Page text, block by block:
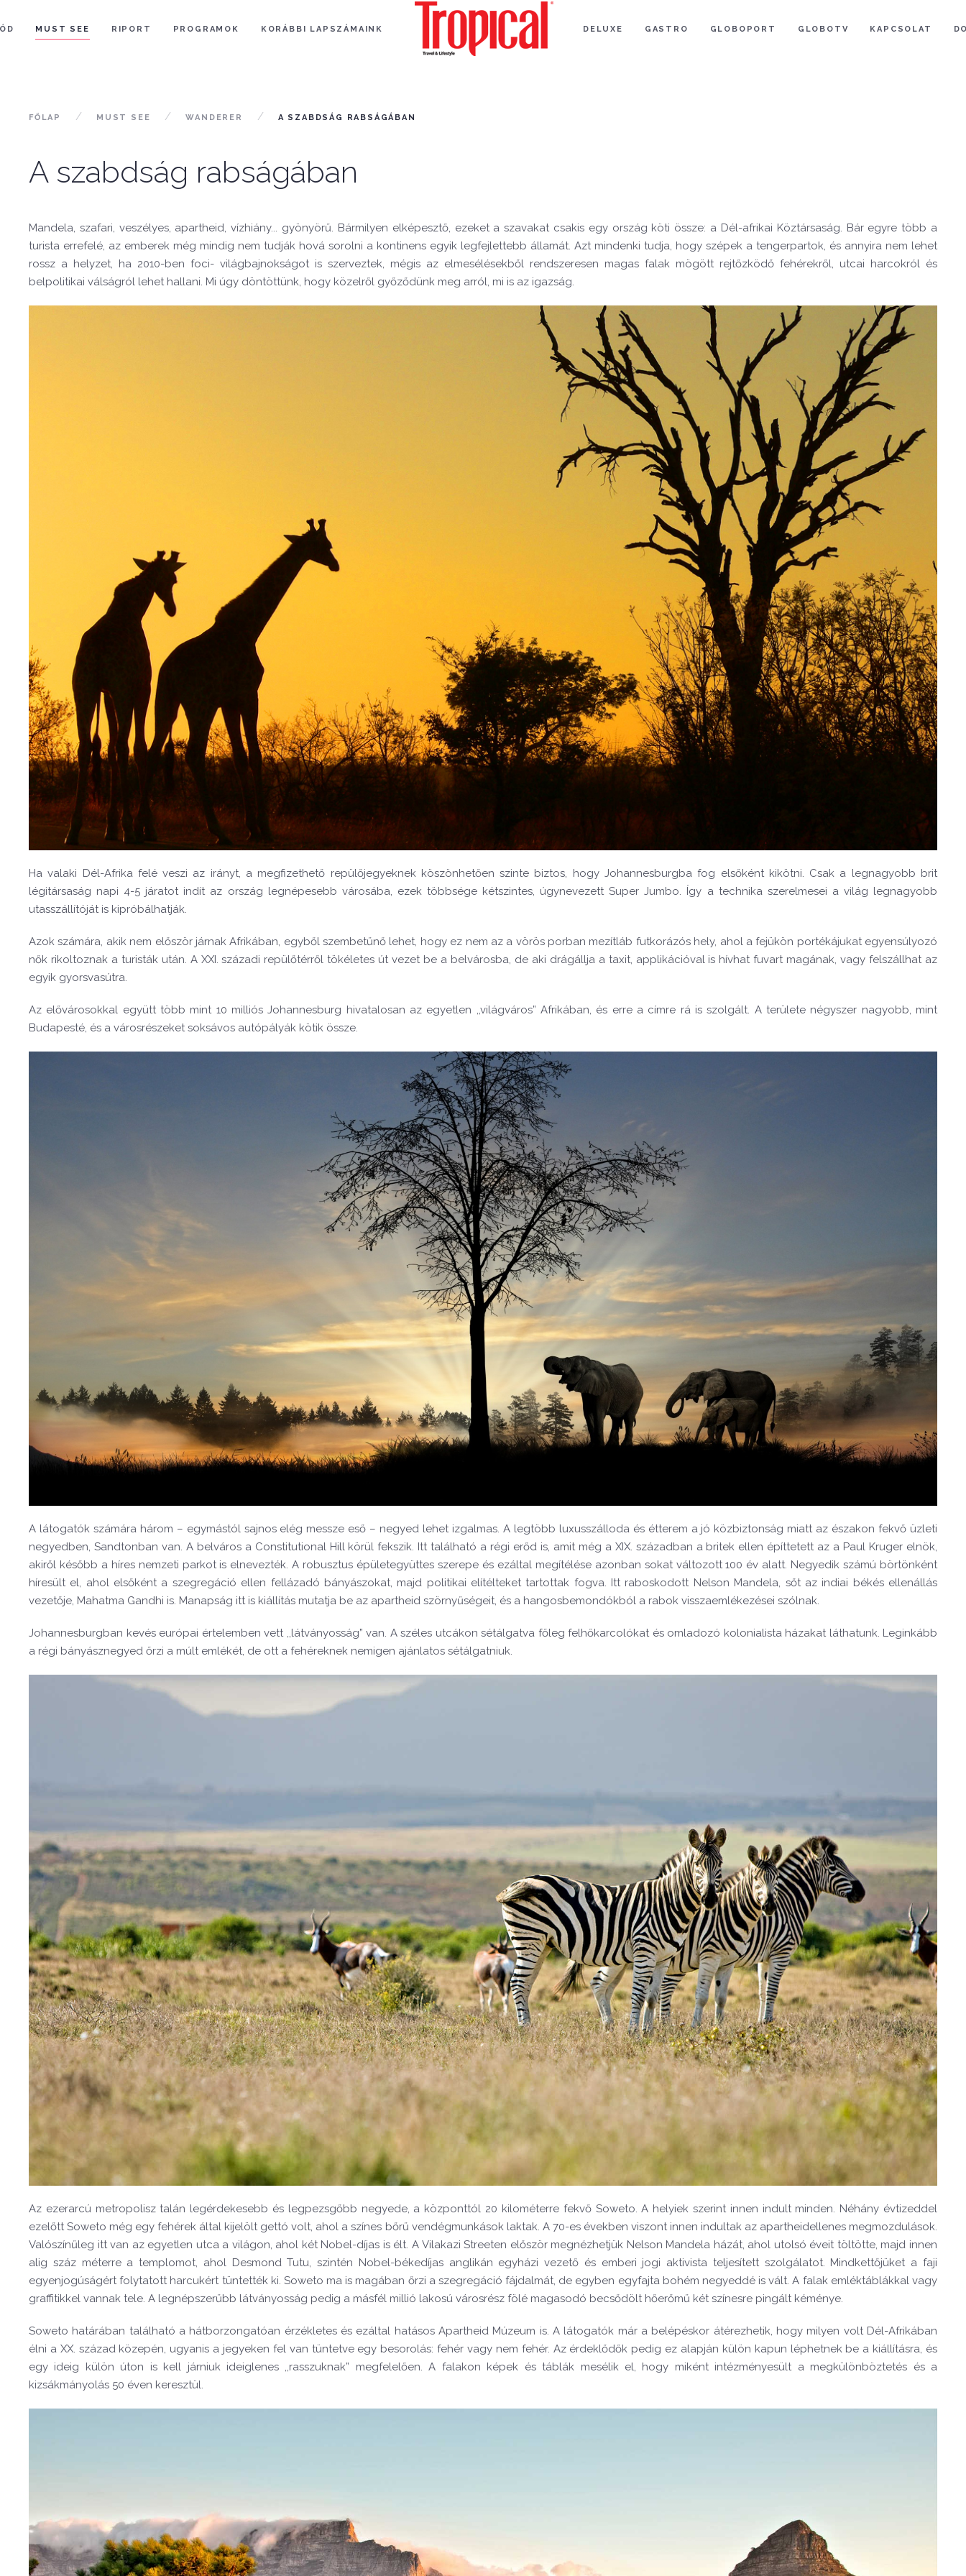
MUST SEE RIPORT PROGRAMOK KORÁBBI LAPSZÁMAINK DELUXE GASTRO GLOBOPORT GLOBOTV KAPCSOLAT
FŐLAP MUST SEE WANDERER A SZABDSÁG RABSÁGÁBAN
A szabdság rabságában
Mandela, szafari, veszélyes, apartheid, vízhiány... gyönyörű. Bármilyen elképesztő, ezeket a szavakat csakis egy ország köti össze: a Dél-afrikai Köztársaság. Bár egyre több a
turista errefelé, az emberek még mindig nem tudják hová sorolni a kontinens egyik legfejlettebb államát. Azt mindenki tudja, hogy szépek a tengerpartok, és annyira nem lehet
rossz a helyzet, ha 2010-ben foci- világbajnokságot is szerveztek, mégis az elmesélésekből rendszeresen magas falak mögött rejtőzködő fehérekről, utcai harcokról és
belpolitikai válságról lehet hallani. Mi úgy döntöttünk, hogy közelről győződünk meg arról, mi is az igazság.
Ha valaki Dél-Afrika felé veszi az irányt, a megfizethető repülőjegyeknek köszönhetően szinte biztos, hogy Johannesburgba fog elsőként kikötni. Csak a legnagyobb brit
légitársaság napi 4-5 járatot indít az ország legnépesebb városába, ezek többsége kétszintes, úgynevezett Super Jumbo. Így a technika szerelmesei a világ legnagyobb
utasszállítóját is kipróbálhatják.
Azok számára, akik nem először járnak Afrikában, egyből szembetűnő lehet, hogy ez nem az a vörös porban mezítláb futkorázós hely, ahol a fejükön portékájukat egyensúlyozó
nők rikoltoznak a turisták után. A XXI. századi repülőtérről tökéletes út vezet be a belvárosba, de aki drágállja a taxit, applikációval is hívhat fuvart magának, vagy felszállhat az
egyik gyorsvasútra.
Az elővárosokkal együtt több mint 10 milliós Johannesburg hivatalosan az egyetlen ,,világváros” Afrikában, és erre a címre rá is szolgált. A területe négyszer nagyobb, mint
Budapesté, és a városrészeket soksávos autópályák kötik össze.
A látogatók számára három – egymástól sajnos elég messze eső – negyed lehet izgalmas. A legtöbb luxusszálloda és étterem a jó közbiztonság miatt az északon fekvő üzleti
negyedben, Sandtonban van. A belváros a Constitutional Hill körül fekszik. Itt található a régi erőd is, amit még a XIX. században a britek ellen építtetett az a Paul Kruger elnök,
akiről később a híres nemzeti parkot is elnevezték. A robusztus épületegyüttes szerepe és ezáltal megítélése azonban sokat változott 100 év alatt. Negyedik számú börtönként
híresült el, ahol elsőként a szegregáció ellen fellázadó bányászokat, majd politikai elítélteket tartottak fogva. Itt raboskodott Nelson Mandela, sőt az indiai békés ellenállás
vezetője, Mahatma Gandhi is. Manapság itt is kiállítás mutatja be az apartheid szörnyűségeit, és a hangosbemondókból a rabok visszaemlékezései szólnak.
Johannesburgban kevés európai értelemben vett ,,látványosság” van. A széles utcákon sétálgatva főleg felhőkarcolókat és omladozó kolonialista házakat láthatunk. Leginkább
a régi bányásznegyed őrzi a múlt emlékét, de ott a fehéreknek nemigen ajánlatos sétálgatniuk.
Az ezerarcú metropolisz talán legérdekesebb és legpezsgőbb negyede, a központtól 20 kilométerre fekvő Soweto. A helyiek szerint innen indult minden. Néhány évtizeddel
ezelőtt Soweto még egy fehérek által kijelölt gettó volt, ahol a színes bőrű vendégmunkások laktak. A 70-es években viszont innen indultak az apartheidellenes megmozdulások.
Valószínűleg itt van az egyetlen utca a világon, ahol két Nobel-díjas is élt. A Vilakazi Streeten először megnézhetjük Nelson Mandela házát, ahol utolsó éveit töltötte, majd innen
alig száz méterre a templomot, ahol Desmond Tutu, szintén Nobel-békedíjas anglikán egyházi vezető és emberi jogi aktivista teljesített szolgálatot. Mindkettőjüket a faji
egyenjogúságért folytatott harcukért tüntették ki. Soweto ma is magában őrzi a szegregáció fájdalmát, de egyben egyfajta bohém negyeddé is vált. A falak emléktáblákkal vagy
graffitikkel vannak tele. A legnépszerűbb látványosság pedig a másfél millió lakosú városrész fölé magasodó becsődölt hőerőmű két színesre pingált kéménye.
Soweto határában található a hátborzongatóan érzékletes és ezáltal hatásos Apartheid Múzeum is. A látogatók már a belépéskor átérezhetik, hogy milyen volt Dél-Afrikában
élni a XX. század közepén, ugyanis a jegyeken fel van tüntetve egy besorolás: fehér vagy nem fehér. Az érdeklődők pedig ez alapján külön kapun léphetnek be a kiállításra, és
egy ideig külön úton is kell járniuk ideiglenes ,,rasszuknak” megfelelően. A falakon képek és táblák mesélik el, hogy miként intézményesült a megkülönböztetés és a
kizsákmányolás 50 éven keresztül.